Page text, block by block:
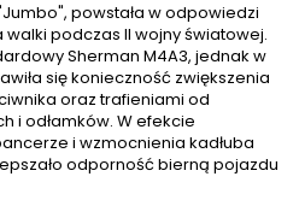
powstała w odpowiedzi
podczas II wojny światowej.
Sherman M4A3, jednak w
się konieczność zwiększenia
oraz trafieniami od
i odłamków. W efekcie
i wzmocnienia kadłuba
odporność bierną pojazdu